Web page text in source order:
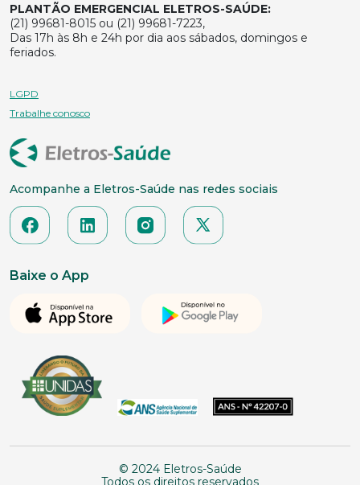
PLANTÃO EMERGENCIAL ELETROS-SAÚDE:
(21) 99681-8015 ou (21) 99681-7223,
Das 17h às 8h e 24h por dia aos sábados, domingos e
feriados.
LGPD
Trabalhe conosco
Acompanhe a Eletros-Saúde nas redes sociais
Baixe o App
© 2024 Eletros-Saúde